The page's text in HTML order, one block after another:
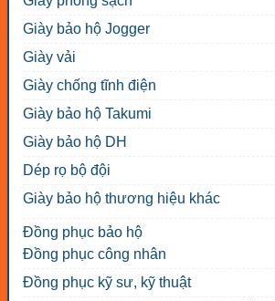
Giày bảo hộ Jogger
Giày vải
Giày chống tĩnh điện
Giày bảo hộ Takumi
Giày bảo hộ DH
Dép rọ bộ đội
Giày bảo hộ thương hiệu khác
Đồng phục bảo hộ
Đồng phục công nhân
Đồng phục kỹ sư, kỹ thuật